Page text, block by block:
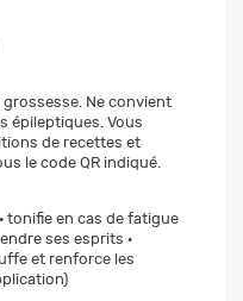
Ne convient
épileptiques. Vous
de recettes et
le code QR indiqué.
tonifie en cas de fatigue
ses esprits ·
et renforce les